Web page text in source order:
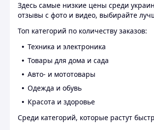
Здесь самые низкие цены среди
отзывы с фото и видео, выбирайте
Топ категорий по количеству заказов:
Техника и электроника
Товары для дома и сада
Авто- и мототовары
Одежда и обувь
Красота и здоровье
Среди категорий, которые растут